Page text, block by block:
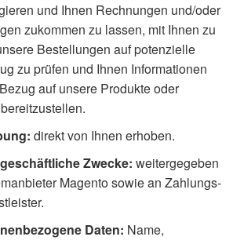
und Ihnen Rechnungen und/oder
zukommen zu lassen, mit Ihnen zu
Bestellungen auf potenzielle
zu prüfen und Ihnen Informationen
auf unsere Produkte oder
direkt von Ihnen erhoben.
Zwecke: weitergegeben
Magento sowie an Zahlungs-
Daten: Name,